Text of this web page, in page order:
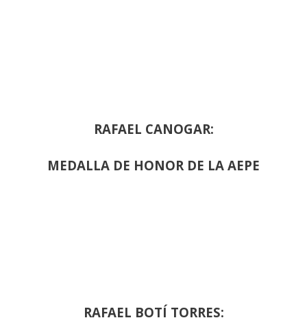
RAFAEL CANOGAR:
MEDALLA DE HONOR DE LA AEPE
RAFAEL BOTÍ TORRES: